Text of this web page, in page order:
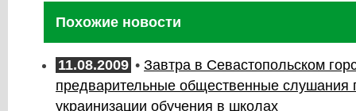
Похожие новости
11.08.2009 • Завтра в Севастопольском
предварительные общественные слушания
украинизации обучения в школах